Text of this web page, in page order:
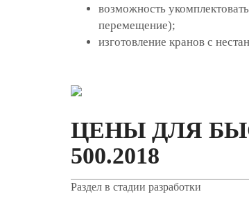
возможность
перемещение);
изготовление кранов с
ЦЕНЫ ДЛЯ
500.2018
Раздел в стадии разработки